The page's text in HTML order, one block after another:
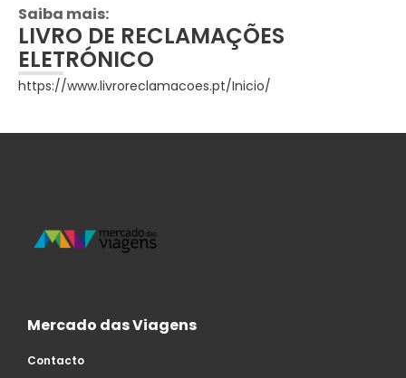
Saiba mais:
LIVRO DE RECLAMAÇÕES
ELETRÓNICO
https://www.livroreclamacoes.pt/Inicio/
Mercado das Viagens
Contacto